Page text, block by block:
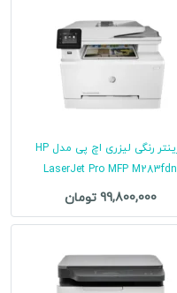
پرینتر رنگی لیزری اچ پی مدل HP
LaserJet Pro MFP M283fdn
99,800,000 تومان